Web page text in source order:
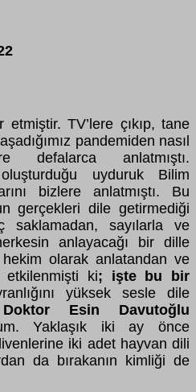
etmiştir. TV’lere çıkıp, tane
pandemiden nasıl
defalarca anlatmıştı.
uyduruk Bilim
bizlere anlatmıştı. Bu
gerçekleri dile getirmediği
saklamadan, sayılarla ve
anlayacağı bir dille
olarak anlatandan ve
etkilenmişti ki; işte bu bir
yüksek sesle dile
Esin Davutoğlu
Yaklaşık iki ay önce
iki adet hayvan dili
da bırakanın kimliği de